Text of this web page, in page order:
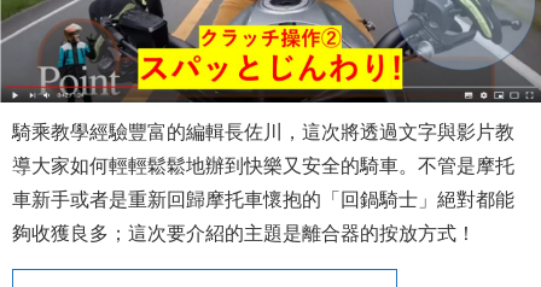
騎乘教學經驗豐富的編輯長佐川，這次將透過文字與影片教
導大家如何輕輕鬆鬆地辦到快樂又安全的騎車。不管是摩托
車新手或者是重新回歸摩托車懷抱的「回鍋騎士」絕對都能
夠收獲良多；這次要介紹的主題是離合器的按放方式！